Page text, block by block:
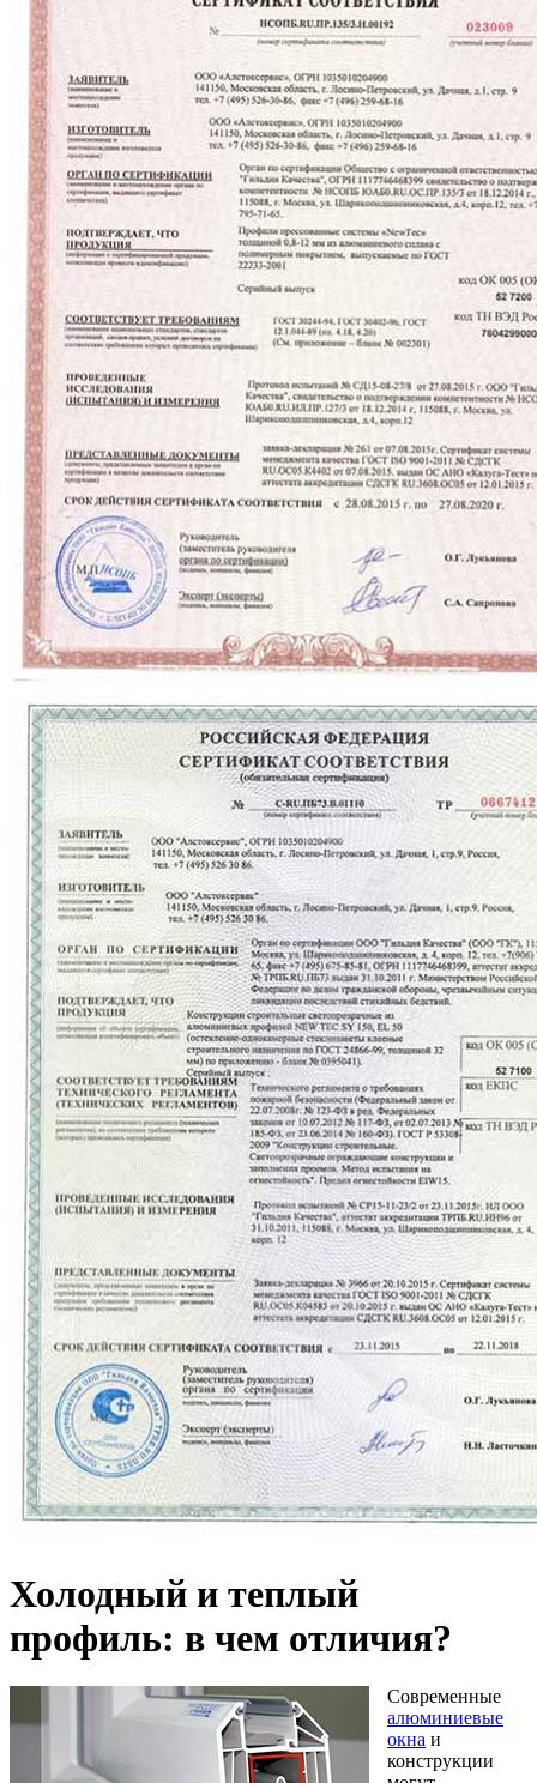
Холодный и теплый
профиль: в чем отличия?
Современные
алюминиевые
окна и
конструкции